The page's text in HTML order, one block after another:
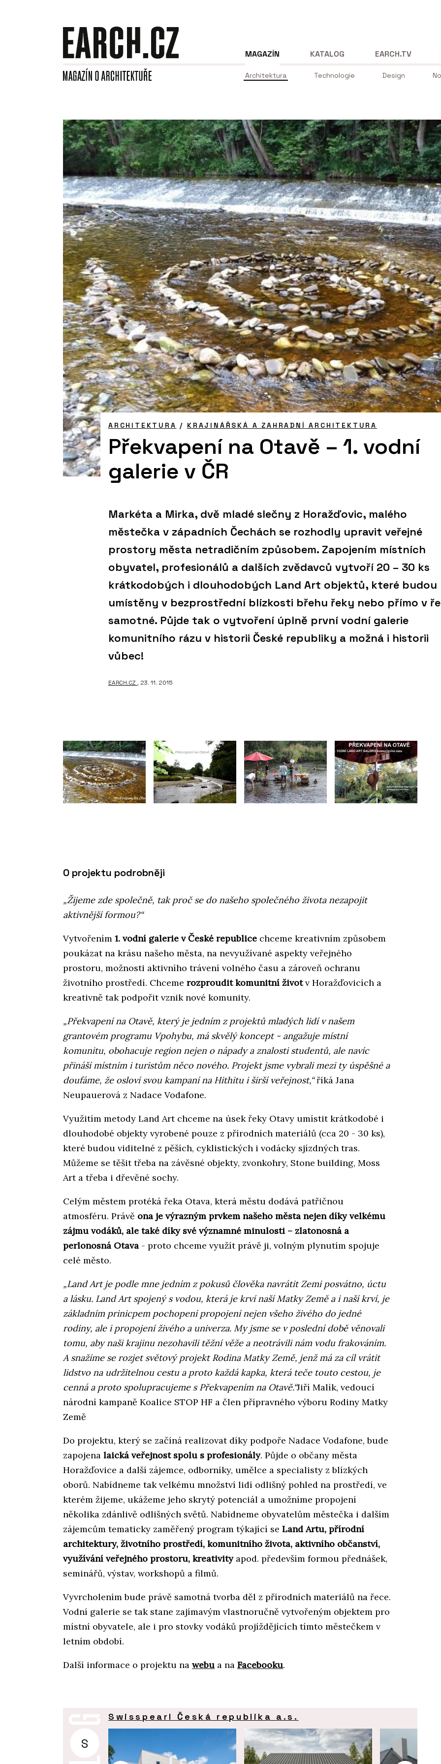
MAGAZÍN
Architektura Technologie Design
KATALOG EARCH.TV
ARCHITEKTURA / KRAJINÁŘSKÁ A ZAHRADNÍ ARCHITEKTURA
Překvapení na Otavě – 1. vodní
galerie v ČR
Markéta a Mirka, dvě mladé slečny z Horažďovic, malého
městečka v západních Čechách se rozhodly upravit veřejné
prostory města netradičním způsobem. Zapojením místních
obyvatel, profesionálů a dalších zvědavců vytvoří 20 – 30 ks
krátkodobých i dlouhodobých Land Art objektů, které budou
umístěny v bezprostřední blízkosti břehu řeky nebo přímo v
samotné. Půjde tak o vytvoření úplně první vodní galerie
komunitního rázu v historii České republiky a možná i historii
vůbec!
EARCH.CZ , 23. 11. 2015
O projektu podrobněji
„Žijeme zde společně, tak proč se do našeho společného života nezapojit
aktivnější formou?“
Vytvořením 1. vodní galerie v České republice chceme kreativním způsobem
poukázat na krásu našeho města, na nevyužívané aspekty veřejného
prostoru, možnosti aktivního trávení volného času a zároveň ochranu
životního prostředí. Chceme rozproudit komunitní životv Horažďovicích a
kreativně tak podpořit vznik nové komunity.
„Překvapení na Otavě, který je jedním z projektů mladých lidí v našem
grantovém programu Vpohybu, má skvělý koncept - angažuje místní
komunitu, obohacuje region nejen o nápady a znalosti studentů, ale navíc
přináší místním i turistům něco nového. Projekt jsme vybrali mezi ty úspěšné a
doufáme, že osloví svou kampaní na Hithitu i širší veřejnost,“říká Jana
Neupauerová z Nadace Vodafone.
Využitím metody Land Art chceme na úsek řeky Otavy umístit krátkodobé i
dlouhodobé objekty vyrobené pouze z přírodních materiálů (cca 20 - 30 ks),
které budou viditelné z pěších, cyklistických i vodácky sjízdných tras.
Můžeme se těšit třeba na závěsné objekty, zvonkohry, Stone building, Moss
Art a třeba i dřevěné sochy.
Celým městem protéká řeka Otava, která městu dodává patřičnou
atmosféru. Právě ona je výrazným prvkem našeho města nejen díky velkému
zájmu vodáků, ale také díky své významné minulosti – zlatonosná a
perlonosná Otava - proto chceme využít právě ji, volným plynutím spojuje
celé město.
„Land Art je podle mne jedním z pokusů člověka navrátit Zemi posvátno, úctu
a lásku. Land Art spojený s vodou, která je krví naší Matky Země a i naší krví, je
základním prinicpem pochopení propojení nejen všeho živého do jedné
rodiny, ale i propojení živého a univerza. My jsme se v poslední době věnovali
tomu, aby naši krajinu nezohavili těžní věže a neotrávili nám vodu frakováním.
A snažíme se rozjet světový projekt Rodina Matky Země, jenž má za cíl vrátit
lidstvo na udržitelnou cestu a proto každá kapka, která teče touto cestou, je
cenná a proto spolupracujeme s Překvapením na Otavě.“Jiří Malík, vedoucí
národní kampaně Koalice STOP HF a člen přípravného výboru Rodiny Matky
Země
Do projektu, který se začíná realizovat díky podpoře Nadace Vodafone, bude
zapojena laická veřejnost spolu s profesionály. Půjde o občany města
Horažďovice a další zájemce, odborníky, umělce a specialisty z blízkých
oborů. Nabídneme tak velkému množství lidí odlišný pohled na prostředí, ve
kterém žijeme, ukážeme jeho skrytý potenciál a umožníme propojení
několika zdánlivě odlišných světů. Nabídneme obyvatelům městečka i dalším
zájemcům tematicky zaměřený program týkající se Land Artu, přírodní
architektury, životního prostředí, komunitního života, aktivního občanství,
využívání veřejného prostoru, kreativityapod. především formou přednášek,
seminářů, výstav, workshopů a filmů.
Vyvrcholením bude právě samotná tvorba děl z přírodních materiálů na řece.
Vodní galerie se tak stane zajímavým vlastnoručně vytvořeným objektem pro
místní obyvatele, ale i pro stovky vodáků projíždějících tímto městečkem v
letním období.
Další informace o projektu na webu a na Facebooku.
S
Swisspearl Česká republika a.s.